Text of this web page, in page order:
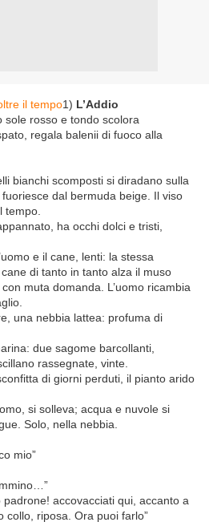
1) L’Addio
sole rosso e tondo scolora
regala balenii di fuoco alla
bianchi scomposti si diradano sulla
dal bermuda beige. Il viso
tempo.
ha occhi dolci e tristi,
e il cane, lenti: la stessa
di tanto in tanto alza il muso
muta domanda. L’uomo ricambia
una nebbia lattea: profuma di
due sagome barcollanti,
rassegnate, vinte.
di giorni perduti, il pianto arido
si solleva; acqua e nuvole si
Solo, nella nebbia.
mio”
accovacciati qui, accanto a
collo, riposa. Ora puoi farlo”